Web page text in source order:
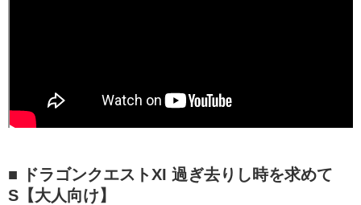
■ ドラゴンクエストXI 過ぎ去りし時を求めて
S【大人向け】